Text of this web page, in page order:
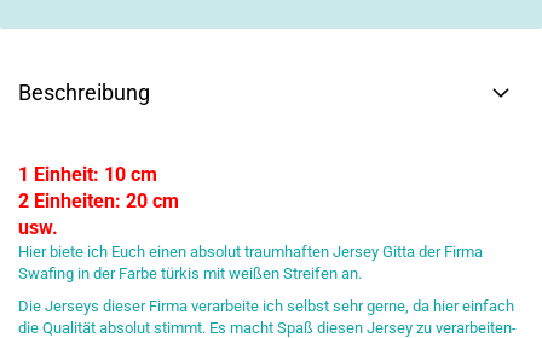
Beschreibung
1 Einheit: 10 cm
2 Einheiten: 20 cm
usw.
Hier biete ich Euch einen absolut traumhaften Jersey Gitta der Firma
Swafing in der Farbe türkis mit weißen Streifen an.
Die Jerseys dieser Firma verarbeite ich selbst sehr gerne, da hier einfach
die Qualität absolut stimmt. Es macht Spaß diesen Jersey zu verarbeiten-